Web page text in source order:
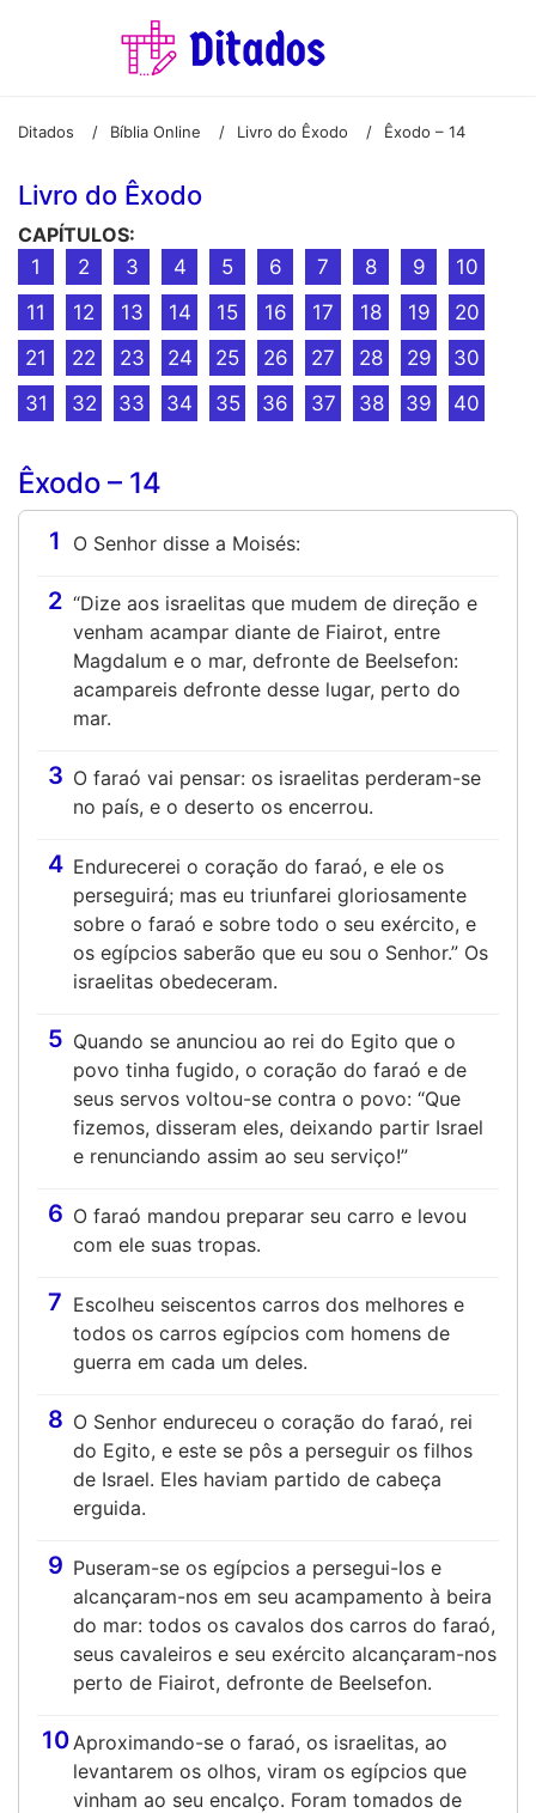
Ditados / Bíblia Online / Livro do Êxodo / Êxodo – 14
Livro do Êxodo
CAPÍTULOS:
1
2 3 4 5 6 7 8 9
10
11
12 13 14 15 16 17 18 19
20
21
22 23 24 25 26 27 28 29
30
31
32 33 34 35 36 37 38 39 40
Êxodo – 14
1 O Senhor disse a Moisés:
2 “Dize aos israelitas que mudem de direção e
venham acampar diante de Fiairot, entre
Magdalum e o mar, defronte de Beelsefon:
acampareis defronte desse lugar, perto do
mar.
3 O faraó vai pensar: os israelitas perderam-se
no país, e o deserto os encerrou.
4 Endurecerei o coração do faraó, e ele os
perseguirá; mas eu triunfarei gloriosamente
sobre o faraó e sobre todo o seu exército, e
os egípcios saberão que eu sou o Senhor.” Os
israelitas obedeceram.
5 Quando se anunciou ao rei do Egito que o
povo tinha fugido, o coração do faraó e de
seus servos voltou-se contra o povo: “Que
fizemos, disseram eles, deixando partir Israel
e renunciando assim ao seu serviço!”
6 O faraó mandou preparar seu carro e levou
com ele suas tropas.
7 Escolheu seiscentos carros dos melhores e
todos os carros egípcios com homens de
guerra em cada um deles.
8 O Senhor endureceu o coração do faraó, rei
do Egito, e este se pôs a perseguir os filhos
de Israel. Eles haviam partido de cabeça
erguida.
9 Puseram-se os egípcios a persegui-los e
alcançaram-nos em seu acampamento à beira
do mar: todos os cavalos dos carros do faraó,
seus cavaleiros e seu exército alcançaram-nos
perto de Fiairot, defronte de Beelsefon.
10Aproximando-se o faraó, os israelitas, ao
levantarem os olhos, viram os egípcios que
vinham ao seu encalço. Foram tomados de